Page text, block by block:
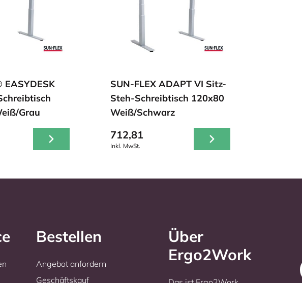
EASYDESK
Grau
SUN-FLEX ADAPT VI Sitz-
Steh-Schreibtisch 120x80
Weiß/Schwarz
712,81
Inkl. MwSt.
Bestellen
Angebot anfordern
Geschäftskauf
Über
Ergo2Work